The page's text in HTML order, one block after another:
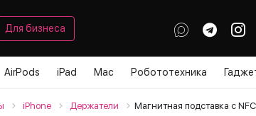
Для бизнеса
AirPods iPad Mac Робототехника
iPhone Держатели Магнитная подставка с